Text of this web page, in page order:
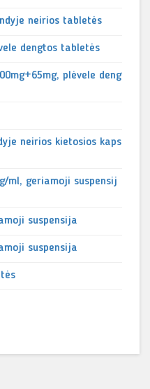
neirios tabletės
dengtos tabletės
plėvele deng
neirios kietosios kaps
ml, geriamoji suspensij
suspensija
suspensija